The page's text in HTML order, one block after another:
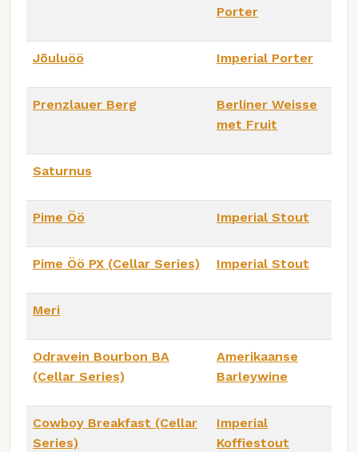
Porter
Jõuluöö Imperial Porter
Prenzlauer Berg
Berliner Weisse
met Fruit
Saturnus
Pime Öö Imperial Stout
Pime Öö PX (Cellar Series) Imperial Stout
Meri
Odravein Bourbon BA
(Cellar Series)
Amerikaanse
Barleywine
Cowboy Breakfast (Cellar
Series)
Imperial
Koffiestout